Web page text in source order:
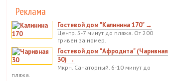
Реклама
Гостевой дом "Калинина 170" →
Центр. 5-7 минут до пляжа. От 200
гривен за номер.
Гостевой дом "Афродита" (Чаривная
30) →
Мкрн. Санаторный. 6-10 минут до
пляжа.